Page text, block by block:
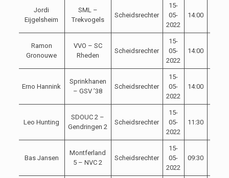
Jordi
Eijgelsheim
SML –
Trekvogels
Scheidsrechter
15-
05-
2022
14:00
Ramon
Gronouwe
VVO – SC
Rheden
Scheidsrechter
15-
05-
2022
14:00
Erno Hannink
Sprinkhanen
– GSV ’38
Scheidsrechter
15-
05-
2022
14:00
Leo Hunting
SDOUC 2 –
Gendringen 2
Scheidsrechter
15-
05-
2022
11:30
Bas Jansen
Montferland
5 – NVC 2
Scheidsrechter
15-
05-
2022
09:30